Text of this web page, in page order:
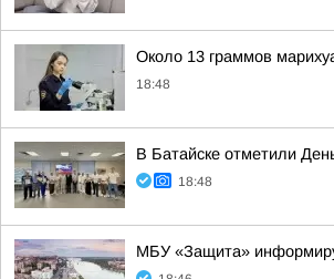
Около 13 граммов
18:48
В Батайске отметили
18:48
МБУ «Защита»